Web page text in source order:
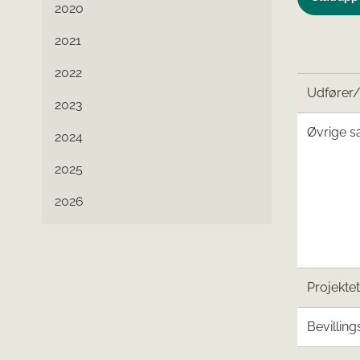
2020
2021
2022
2023
2024
2025
2026
Øvrige